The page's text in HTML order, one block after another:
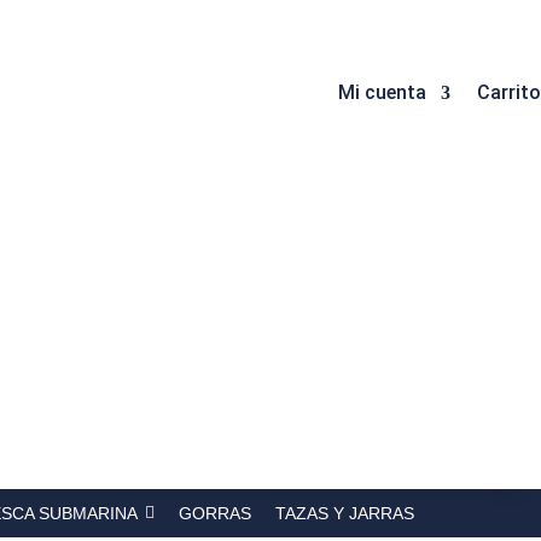
Mi cuenta Carrito
SUBMARINA GORRAS TAZAS Y JARRAS